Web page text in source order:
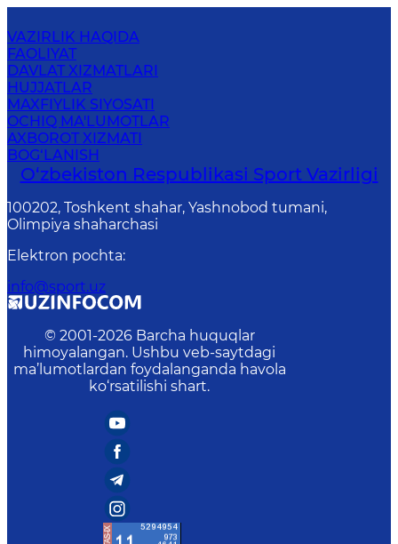
VAZIRLIK HAQIDA
FAOLIYAT
DAVLAT XIZMATLARI
HUJJATLAR
MAXFIYLIK SIYOSATI
OCHIQ MA'LUMOTLAR
AXBOROT XIZMATI
BOG‘LANISH
O‘zbekiston Respublikasi Sport Vazirligi
100202, Toshkent shahar, Yashnobod tumani,
Olimpiya shaharchasi
Elektron pochta:
info@sport.uz
© 2001-2026 Barcha huquqlar
himoyalangan. Ushbu veb-saytdagi
ma’lumotlardan foydalanganda havola
ko‘rsatilishi shart.